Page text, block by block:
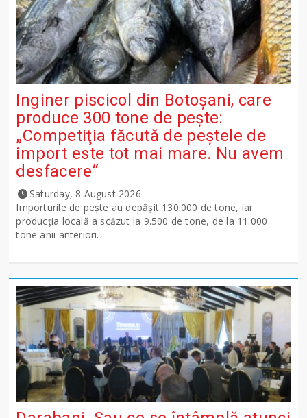
Inginer piscicol din Botoşani, care
produce 300 tone de peşte:
„Competiţia făcută de peştele de
import este tot mai mare. Nu avem
desfacere“
Saturday, 8 August 2026
Importurile de peşte au depăşit 130.000 de tone, iar
producţia locală a scăzut la 9.500 de tone, de la 11.000
tone anii anteriori.